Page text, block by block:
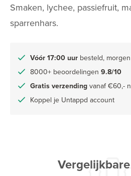
Smaken, lychee, passiefruit,
sparrenhars.
Vóór 17:00 uur besteld,
8000+ beoordelingen 9.8/10
Gratis verzending vanaf €60,-
Koppel je Untappd account